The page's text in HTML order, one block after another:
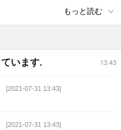
もっと読む
13:43
います.
[2021-07-31 13:43]
[2021-07-31 13:43]